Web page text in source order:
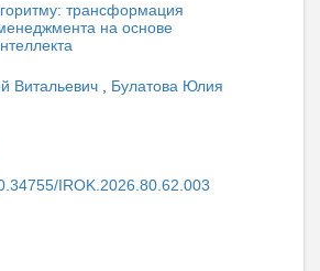
трансформация
на основе
Витальевич
Булатова Юлия
IROK.2026.80.62.003